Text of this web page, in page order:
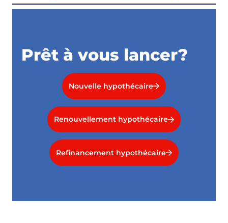
Prêt à vous lancer?
Nouvelle hypothécaire
Renouvellement hypothécaire
Refinancement hypothécaire